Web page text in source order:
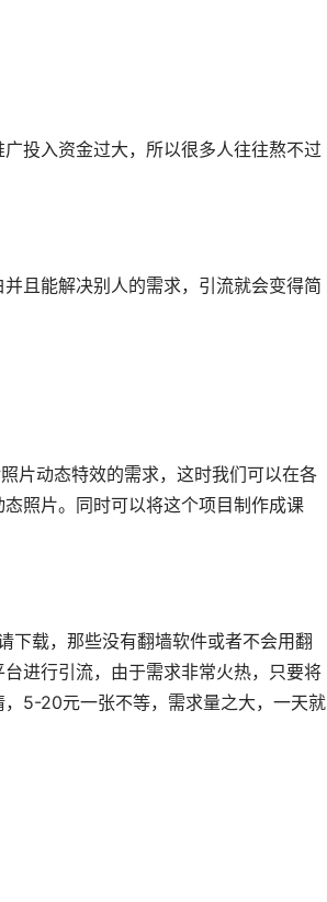
投入资金过大，所以很多人往往熬不过
且能解决别人的需求，引流就会变得简
片动态特效的需求，这时我们可以在各
照片。同时可以将这个项目制作成课
下载，那些没有翻墙软件或者不会用翻
进行引流，由于需求非常火热，只要将
5-20元一张不等，需求量之大，一天就